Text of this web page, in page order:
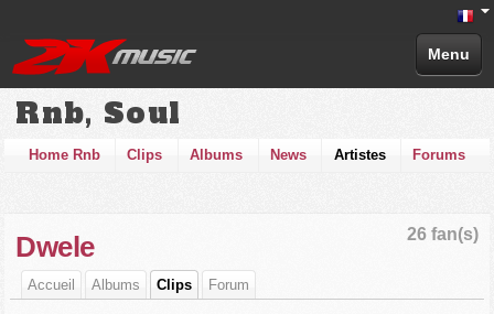
Menu
Rnb, Soul
Home Rnb Clips Albums News Artistes Forums
26 fan(s)
Dwele
Accueil Albums Clips Forum